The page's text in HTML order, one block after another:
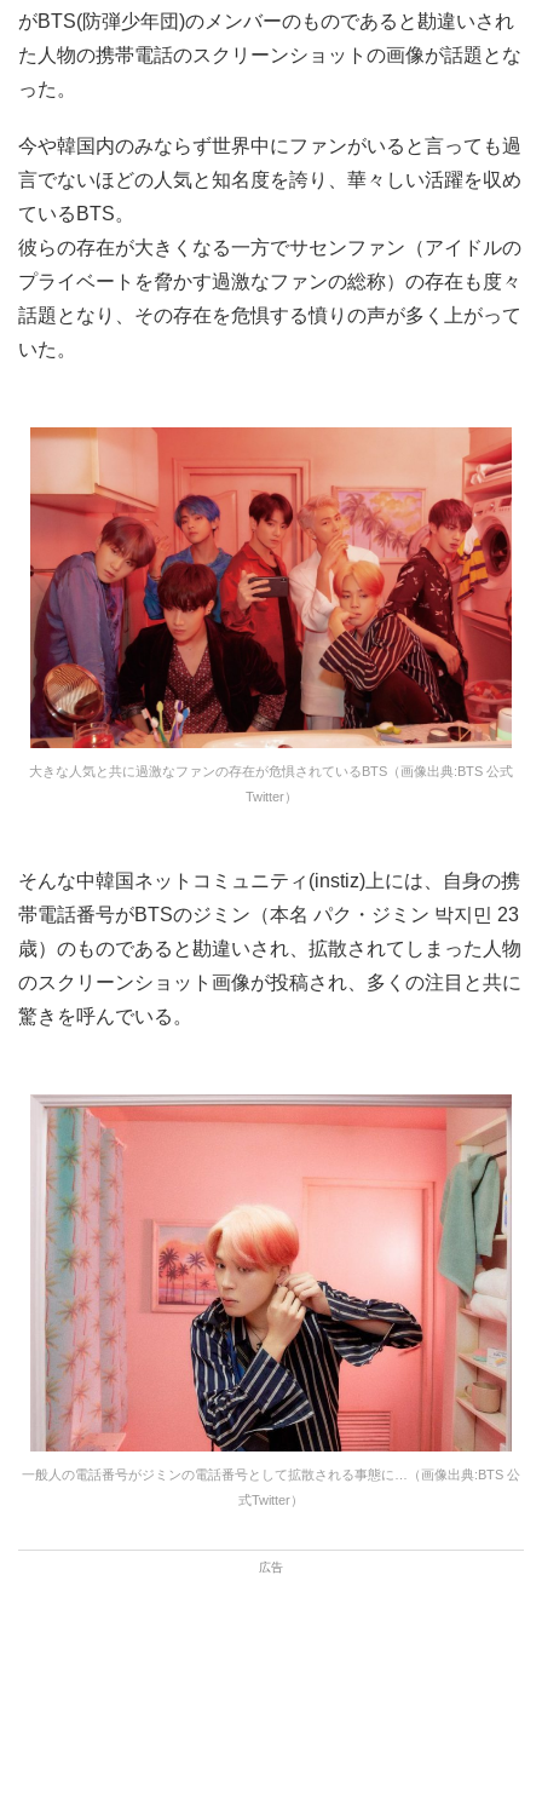
がBTS(防弾少年団)のメンバーのものであると勘違いされ
た人物の携帯電話のスクリーンショットの画像が話題とな
った。
今や韓国内のみならず世界中にファンがいると言っても過
言でないほどの人気と知名度を誇り、華々しい活躍を収め
ているBTS。
彼らの存在が大きくなる一方でサセンファン（アイドルの
プライベートを脅かす過激なファンの総称）の存在も度々
話題となり、その存在を危惧する憤りの声が多く上がって
いた。
大きな人気と共に過激なファンの存在が危惧されているBTS（画像出典:BTS 公式
Twitter）
そんな中韓国ネットコミュニティ(instiz)上には、自身の携
帯電話番号がBTSのジミン（本名 パク・ジミン 박지민 23
歳）のものであると勘違いされ、拡散されてしまった人物
のスクリーンショット画像が投稿され、多くの注目と共に
驚きを呼んでいる。
一般人の電話番号がジミンの電話番号として拡散される事態に…（画像出典:BTS 公
式Twitter）